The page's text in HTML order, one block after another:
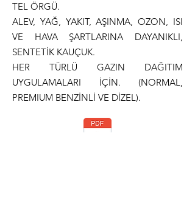
TEL ÖRGÜ.
ALEV, YAĞ, YAKIT, AŞINMA, OZON, ISI
VE HAVA ŞARTLARINA DAYANIKLI,
SENTETİK KAUÇUK.
HER TÜRLÜ GAZIN DAĞITIM
UYGULAMALARI İÇİN. (NORMAL,
PREMIUM BENZİNLİ VE DİZEL).